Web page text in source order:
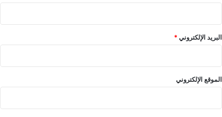
البريد الإلكتروني*
الموقع الإلكتروني